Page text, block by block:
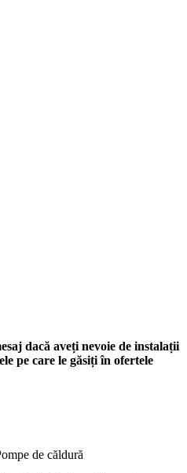
dacă aveți nevoie de instalații
pe care le găsiți în ofertele
de căldură